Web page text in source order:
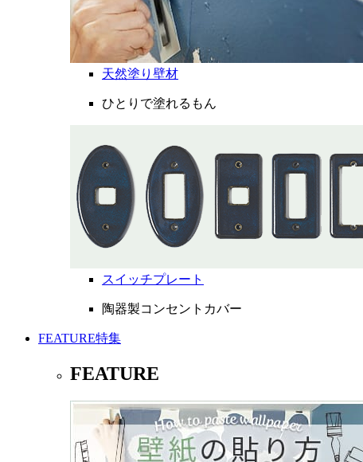
天然塗り壁材
ひとりで塗れるもん
スイッチプレート
陶器製コンセントカバー
FEATURE特集
FEATURE